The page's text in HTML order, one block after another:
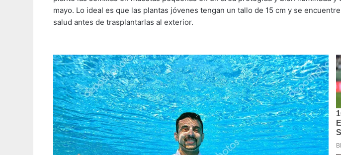
mayo. Lo ideal es que las plantas jóvenes tengan un tallo de 15 cm y se
salud antes de trasplantarlas al exterior.